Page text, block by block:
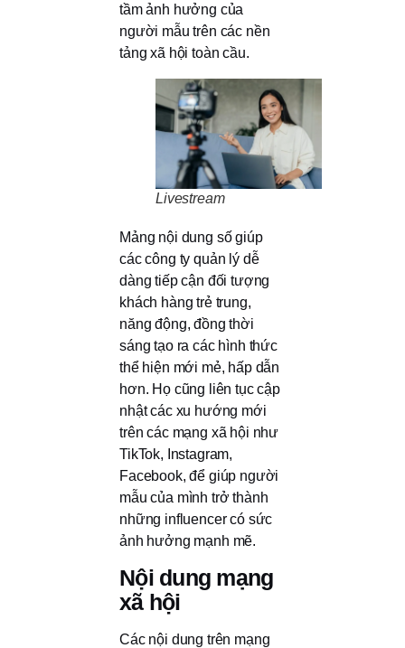
tầm ảnh hưởng của
người mẫu trên các nền
tảng xã hội toàn cầu.
Livestream
Mảng nội dung số giúp
các công ty quản lý dễ
dàng tiếp cận đối tượng
khách hàng trẻ trung,
năng động, đồng thời
sáng tạo ra các hình thức
thể hiện mới mẻ, hấp dẫn
hơn. Họ cũng liên tục cập
nhật các xu hướng mới
trên các mạng xã hội như
TikTok, Instagram,
Facebook, để giúp người
mẫu của mình trở thành
những influencer có sức
ảnh hưởng mạnh mẽ.
Nội dung mạng
xã hội
Các nội dung trên mạng